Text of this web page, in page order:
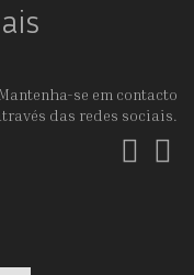
se em contacto
das redes sociais.